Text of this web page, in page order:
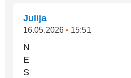
Julija
16.05.2026 • 15:51
N
E
S